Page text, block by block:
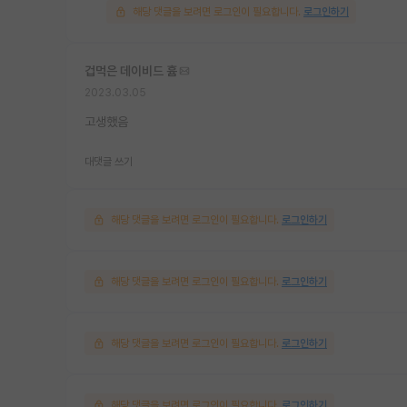
해당 댓글을 보려면 로그인이 필요합니다. 로그인하기
겁먹은 데이비드 흄
고생했음
대댓글 쓰기
해당 댓글을 보려면 로그인이 필요합니다. 로그인하기
해당 댓글을 보려면 로그인이 필요합니다. 로그인하기
해당 댓글을 보려면 로그인이 필요합니다. 로그인하기